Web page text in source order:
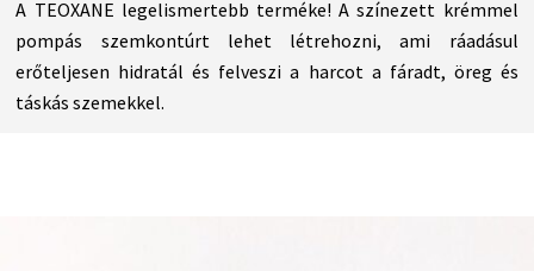
A TEOXANE legelismertebb terméke! A színezett krémmel
pompás szemkontúrt lehet létrehozni, ami ráadásul
erőteljesen hidratál és felveszi a harcot a fáradt, öreg és
táskás szemekkel.